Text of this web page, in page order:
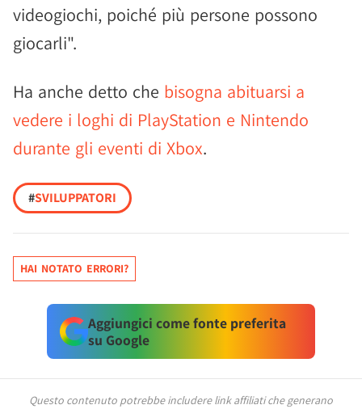
videogiochi, poiché più persone possono
giocarli".
Ha anche detto che bisogna abituarsi a
vedere i loghi di PlayStation e Nintendo
durante gli eventi di Xbox.
#SVILUPPATORI
HAI NOTATO ERRORI?
Aggiungici come fonte preferita
su Google
Questo contenuto potrebbe includere link affiliati che generano